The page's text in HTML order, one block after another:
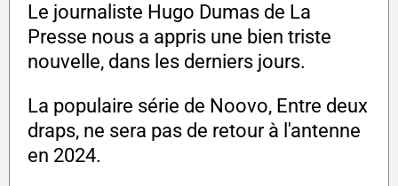
Le journaliste Hugo Dumas de La
Presse nous a appris une bien triste
nouvelle, dans les derniers jours.
La populaire série de Noovo, Entre deux
draps, ne sera pas de retour à l'antenne
en 2024.